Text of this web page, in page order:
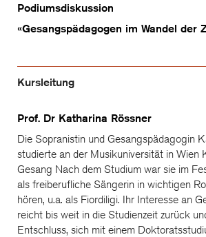
Podiumsdiskussion
«Gesangspädagogen im Wandel der
Kursleitung
Prof. Dr Katharina Rössner
Die Sopranistin und Gesangspädagogin
studierte an der Musikuniversität in Wien
Gesang Nach dem Studium war sie im
als freiberufliche Sängerin in wichtigen
hören, u.a. als Fiordiligi. Ihr Interesse an
reicht bis weit in die Studienzeit zurück
Entschluss, sich mit einem